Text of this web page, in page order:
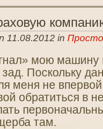
11.08.2012 in
мою машину
зад. Поскольку
меня не
обратиться в
там.